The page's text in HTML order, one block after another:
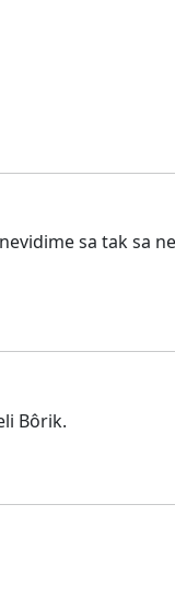
sa tak sa
Bôrik.